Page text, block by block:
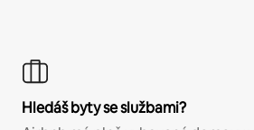
Hledáš byty se službami?